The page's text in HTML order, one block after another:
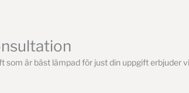
som är bäst lämpad för just din uppgift erbjuder vi